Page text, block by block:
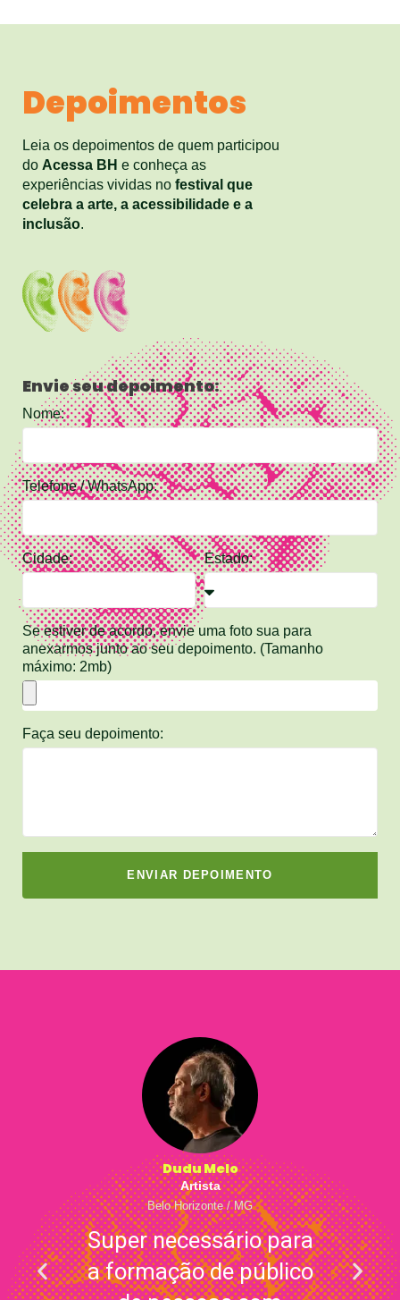
Depoimentos
Leia os depoimentos de quem participou
do Acessa BH e conheça as
experiências vividas no festival que
celebra a arte, a acessibilidade e a
inclusão.
Envie seu depoimento:
Nome:
Telefone / WhatsApp:
Cidade: Estado:
Se estiver de acordo, envie uma foto sua para
anexarmos junto ao seu depoimento. (Tamanho
máximo: 2mb)
Faça seu depoimento:
ENVIAR DEPOIMENTO
Dudu Melo
Artista
Belo Horizonte / MG
Super necessário para
a formação de público